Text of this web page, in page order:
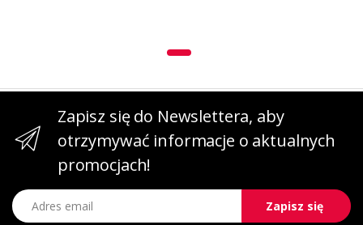
Zapisz się do Newslettera, aby
otrzymywać informacje o aktualnych
promocjach!
Adres email
Zapisz się